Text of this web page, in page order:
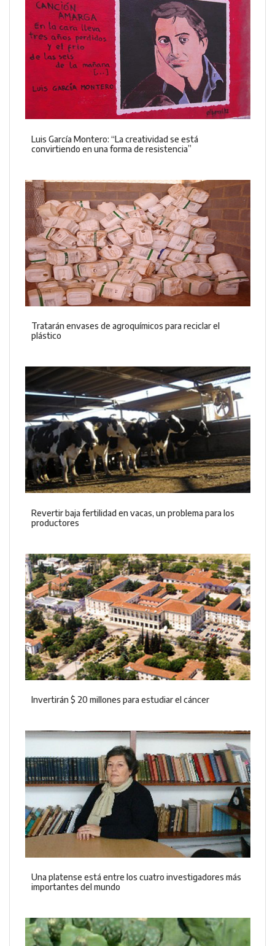
Luis García Montero: “La creatividad se está
convirtiendo en una forma de resistencia”
Tratarán envases de agroquímicos para reciclar el
plástico
Revertir baja fertilidad en vacas, un problema para los
productores
Invertirán $ 20 millones para estudiar el cáncer
Una platense está entre los cuatro investigadores más
importantes del mundo